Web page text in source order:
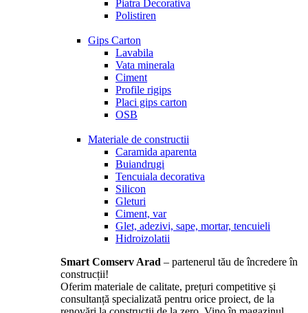
Piatra Decorativa
Polistiren
Gips Carton
Lavabila
Vata minerala
Ciment
Profile rigips
Placi gips carton
OSB
Materiale de constructii
Caramida aparenta
Buiandrugi
Tencuiala decorativa
Silicon
Gleturi
Ciment, var
Glet, adezivi, sape, mortar, tencuieli
Hidroizolatii
Smart Comserv Arad – partenerul tău de încredere în
construcții!
Oferim materiale de calitate, prețuri competitive și
consultanță specializată pentru orice proiect, de la